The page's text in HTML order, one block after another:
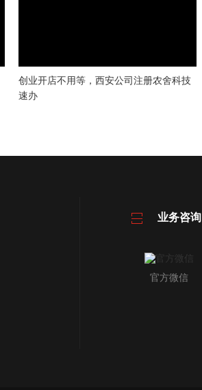
创业开店不用等，西安公司注册农舍科技
速办
业务咨询
官方微信